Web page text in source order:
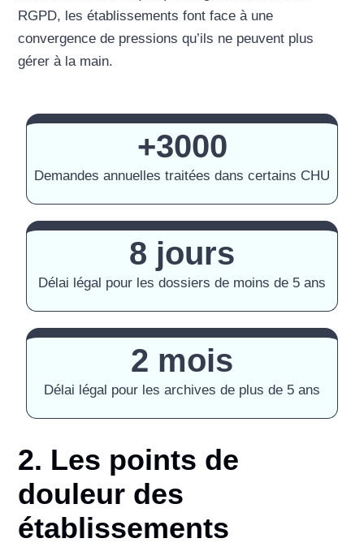
RGPD, les établissements font face à une
convergence de pressions qu’ils ne peuvent plus
gérer à la main.
+3000
Demandes annuelles traitées dans certains CHU
8 jours
Délai légal pour les dossiers de moins de 5 ans
2 mois
Délai légal pour les archives de plus de 5 ans
2. Les points de
douleur des
établissements